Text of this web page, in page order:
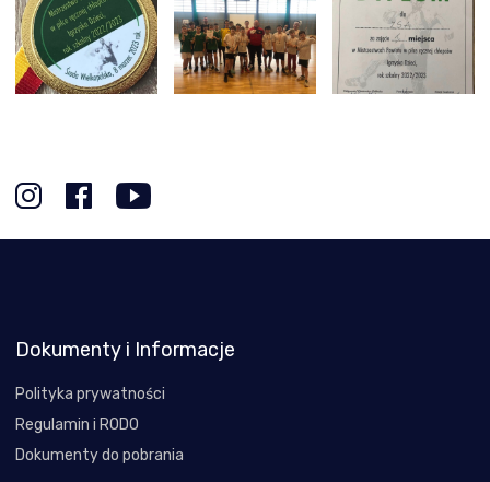
Dokumenty i Informacje
Polityka prywatności
Regulamin i RODO
Dokumenty do pobrania